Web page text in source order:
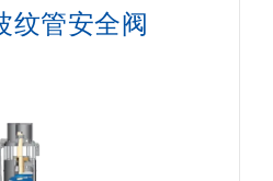
纹管安全阀